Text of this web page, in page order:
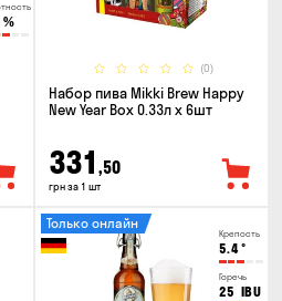
%
(0)
Набор пива Mikki Brew Happy
New Year Box 0.33л x 6шт
331 ,50
грн за 1 шт
Крепость
5.4°
Горечь
25 IBU
Только онлайн